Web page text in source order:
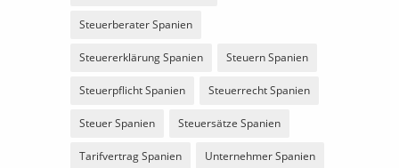
Steuerberater Spanien
Steuererklärung Spanien Steuern Spanien
Steuerpflicht Spanien Steuerrecht Spanien
Steuer Spanien Steuersätze Spanien
Tarifvertrag Spanien Unternehmer Spanien